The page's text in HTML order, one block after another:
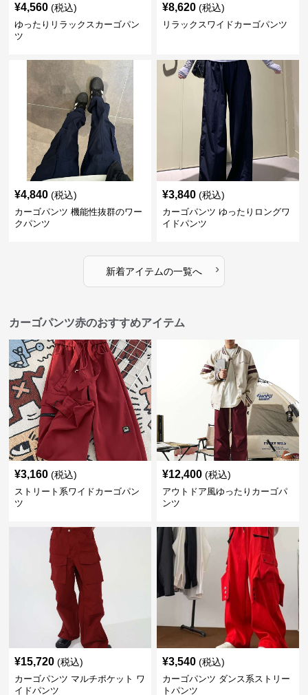
¥4,560 (税込)
ゆったりリラックスカーゴパン
ツ
¥8,620 (税込)
リラックスワイドカーゴパンツ
¥4,840 (税込)
カーゴパンツ 機能性抜群のワー
クパンツ
¥3,840 (税込)
カーゴパンツ ゆったりロングワ
イドパンツ
新着アイテムの一覧へ ›
カーゴパンツ赤のおすすめアイテム
¥3,160 (税込)
ストリート系ワイドカーゴパン
ツ
¥12,400 (税込)
アウトドア風ゆったりカーゴパ
ンツ
¥15,720 (税込)
カーゴパンツ マルチポケット ワ
イドパンツ
¥3,540 (税込)
カーゴパンツ ダンス系ストリー
トパンツ